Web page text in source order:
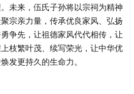
未来，伍氏子孙将以宗祠为精神
宗亲力量，传承优良家风、弘扬
争先，让祖德家风代代相传，让
枝繁叶茂、续写荣光，让中华优
发更持久的生命力。